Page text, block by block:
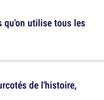
de l'histoire,
qu'on utilise tous les